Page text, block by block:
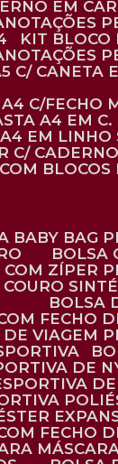
EM
KIT
C/ CANETA
A4 C/FECHO
A4 EM
A4 EM
C/
BABY BAG
COM ZÍPER
COURO
BOLSA
FECHO
DE VIAGEM
DE
FECHO